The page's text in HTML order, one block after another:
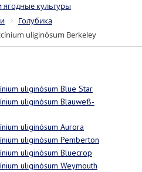
ягодные культуры
Голубика
uliginósum Berkeley
uliginósum Blue Star
uliginósum Blauweß-
uliginósum Aurora
uliginósum Pemberton
uliginósum Bluecrop
uliginósum Weymouth